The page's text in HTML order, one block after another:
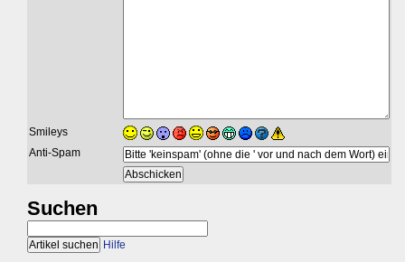
Smileys
Anti-Spam
Suchen
Hilfe